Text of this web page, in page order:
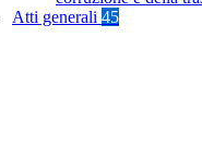
Atti generali 45